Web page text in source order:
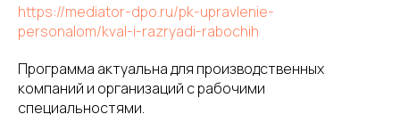
https://mediator-dpo.ru/pk-upravlenie-
personalom/kval-i-razryadi-rabochih
Программа актуальна для производственных
компаний и организаций с рабочими
специальностями.